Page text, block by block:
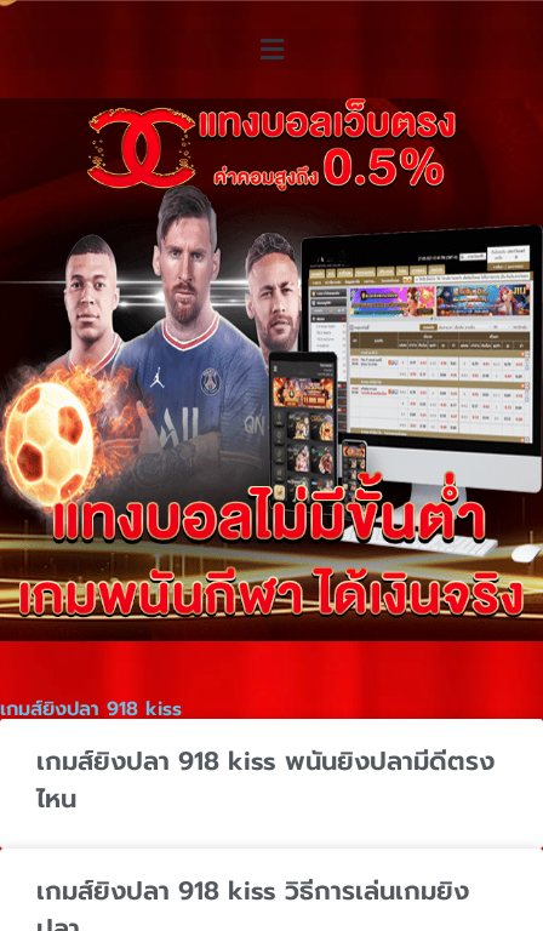
เกมส์ยิงปลา 918 kiss
เกมส์ยิงปลา 918 kiss พนันยิงปลามีดีตรง
ไหน
เกมส์ยิงปลา 918 kiss วิธีการเล่นเกมยิง